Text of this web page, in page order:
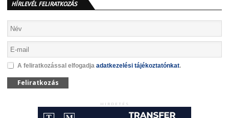
HÍRLEVÉL FELIRATKOZÁS
A feliratkozással elfogadja adatkezelési tájékoztatónkat.
Feliratkozás
HIRDETÉS